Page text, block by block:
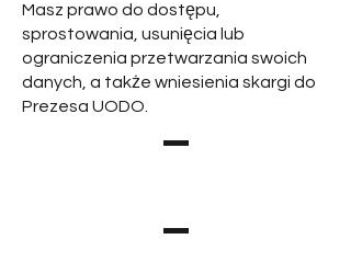
Masz prawo do dostępu,
sprostowania, usunięcia lub
ograniczenia przetwarzania swoich
danych, a także wniesienia skargi do
Prezesa UODO.